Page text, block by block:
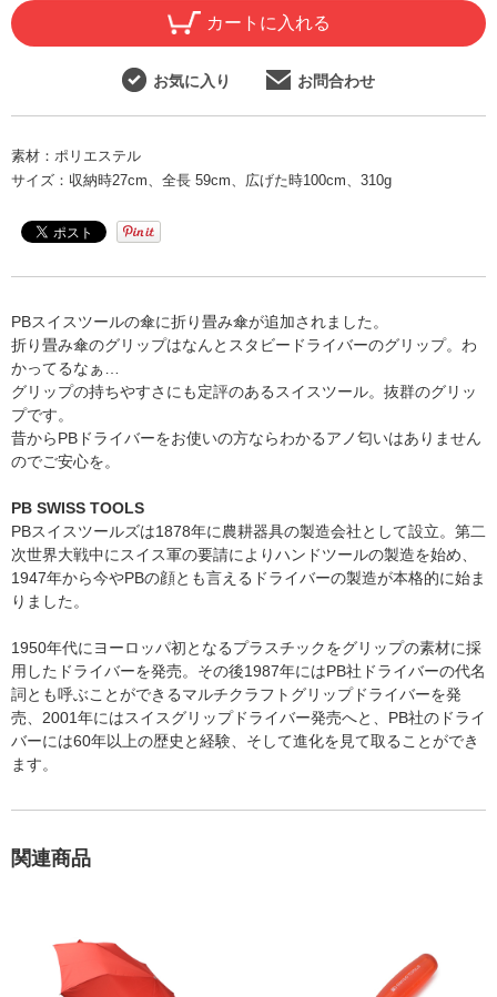
カートに入れる
お気に入り お問合わせ
素材： ポリエステル
サイズ： 収納時27cm、全長 59cm、広げた時100cm、310g
PBスイスツールの傘に折り畳み傘が追加されました。
折り畳み傘のグリップはなんとスタビードライバーのグリップ。わ
かってるなぁ…
グリップの持ちやすさにも定評のあるスイスツール。抜群のグリッ
プです。
昔からPBドライバーをお使いの方ならわかるアノ匂いはありません
のでご安心を。
PB SWISS TOOLS
PBスイスツールズは1878年に農耕器具の製造会社として設立。第二
次世界大戦中にスイス軍の要請によりハンドツールの製造を始め、
1947年から今やPBの顔とも言えるドライバーの製造が本格的に始ま
りました。
1950年代にヨーロッパ初となるプラスチックをグリップの素材に採
用したドライバーを発売。その後1987年にはPB社ドライバーの代名
詞とも呼ぶことができるマルチクラフトグリップドライバーを発
売、2001年にはスイスグリップドライバー発売へと、PB社のドライ
バーには60年以上の歴史と経験、そして進化を見て取ることができ
ます。
関連商品